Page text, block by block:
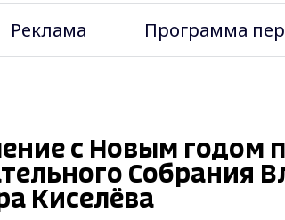
Реклама Программа
с Новым годом
Собрания
Киселёва